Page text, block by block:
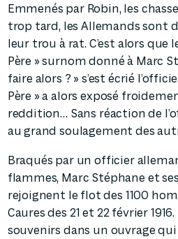
Emmenés par Robin, les
trop tard, les Allemands sont
leur trou à rat. C’est alors que
Père » surnom donné à Marc
faire alors ? » s’est écrié
Père » a alors exposé
reddition… Sans réaction de
au grand soulagement des
Braqués par un officier
flammes, Marc Stéphane et
rejoignent le flot des 1100
Caures des 21 et 22 février
souvenirs dans un ouvrage